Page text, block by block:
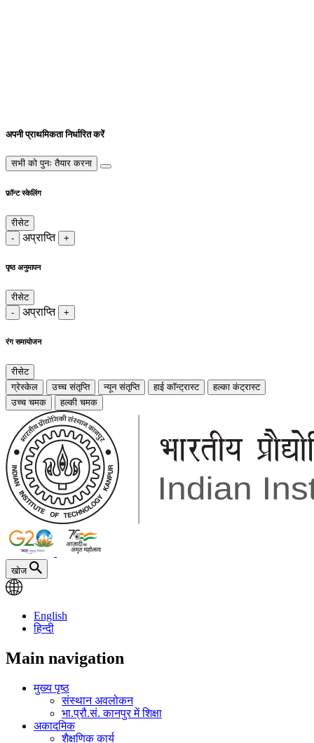
अपनी प्राथमिकता निर्धारित करें
सभी को पुनः तैयार करना
फ़ॉन्ट स्केलिंग
रीसेट
-
अप्राप्ति +
पृष्ठ अनुमापन
रीसेट
-
अप्राप्ति +
रंग समायोजन
रीसेट
ग्रेस्केल
उच्च संतृप्ति न्यून संतृप्ति हाई कॉन्ट्रास्ट
हल्का कंट्रास्ट
उच्च चमक
हल्की चमक
खोज
English
हिन्दी
Main navigation
मुख्य पृष्ठ
संस्थान अवलोकन
भा.प्रौ.सं. कानपुर में शिक्षा
अकादमिक
शैक्षणिक कार्य